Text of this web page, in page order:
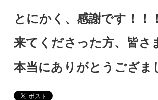
とにかく、感謝です！！！
来てくださった方、皆さ
本当にありがとうござま